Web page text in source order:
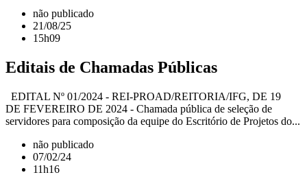
não publicado
21/08/25
15h09
Editais de Chamadas Públicas
EDITAL Nº 01/2024 - REI-PROAD/REITORIA/IFG, DE 19
DE FEVEREIRO DE 2024 - Chamada pública de seleção de
servidores para composição da equipe do Escritório de Projetos do...
não publicado
07/02/24
11h16